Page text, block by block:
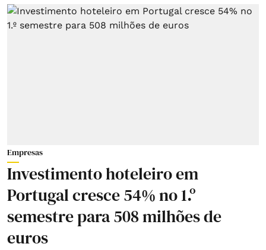
Empresas
Investimento hoteleiro em
Portugal cresce 54% no 1.º
semestre para 508 milhões de
euros